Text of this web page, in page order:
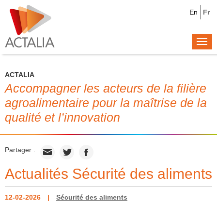
Fr
En
ACTALIA
Accompagner les acteurs de la filière
agroalimentaire pour la maîtrise de la
qualité et l’innovation
Partager :
Actualités Sécurité des aliments
12-02-2026 Sécurité des aliments